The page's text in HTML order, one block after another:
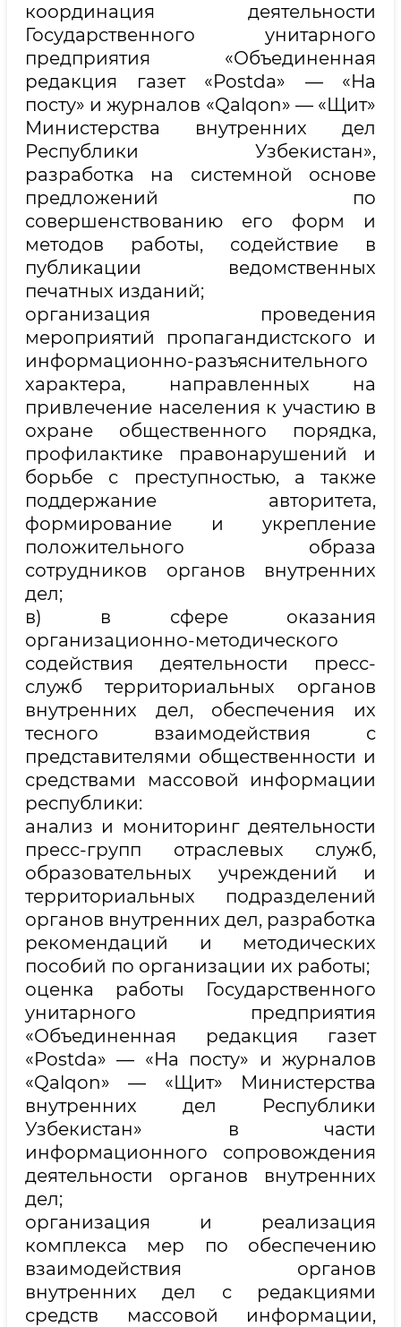
координация деятельности
Государственного унитарного
предприятия «Объединенная
редакция газет «Postda» — «На
посту» и журналов «Qalqon» — «Щит»
Министерства внутренних дел
Республики Узбекистан»,
разработка на системной основе
предложений по
совершенствованию его форм и
методов работы, содействие в
публикации ведомственных
печатных изданий;
организация проведения
мероприятий пропагандистского и
информационно-разъяснительного
характера, направленных на
привлечение населения к участию в
охране общественного порядка,
профилактике правонарушений и
борьбе с преступностью, а также
поддержание авторитета,
формирование и укрепление
положительного образа
сотрудников органов внутренних
дел;
в) в сфере оказания
организационно-методического
содействия деятельности пресс-
служб территориальных органов
внутренних дел, обеспечения их
тесного взаимодействия с
представителями общественности и
средствами массовой информации
республики:
анализ и мониторинг деятельности
пресс-групп отраслевых служб,
образовательных учреждений и
территориальных подразделений
органов внутренних дел, разработка
рекомендаций и методических
пособий по организации их работы;
оценка работы Государственного
унитарного предприятия
«Объединенная редакция газет
«Postda» — «На посту» и журналов
«Qalqon» — «Щит» Министерства
внутренних дел Республики
Узбекистан» в части
информационного сопровождения
деятельности органов внутренних
дел;
организация и реализация
комплекса мер по обеспечению
взаимодействия органов
внутренних дел с редакциями
средств массовой информации,